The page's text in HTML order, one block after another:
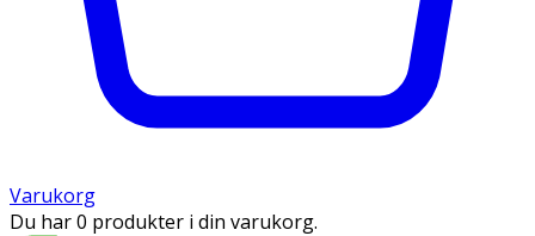
Varukorg
Du har 0 produkter i din varukorg.